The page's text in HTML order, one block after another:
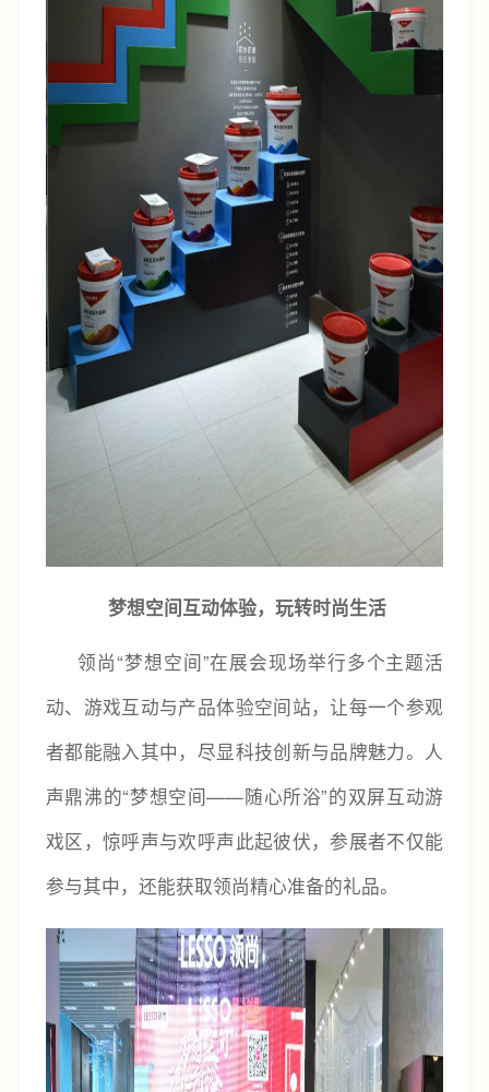
梦想空间互动体验，玩转时尚生活
领尚“梦想空间”在展会现场举行多个主题活
动、游戏互动与产品体验空间站，让每一个参观
者都能融入其中，尽显科技创新与品牌魅力。人
声鼎沸的“梦想空间——随心所浴”的双屏互动游
戏区，惊呼声与欢呼声此起彼伏，参展者不仅能
参与其中，还能获取领尚精心准备的礼品。